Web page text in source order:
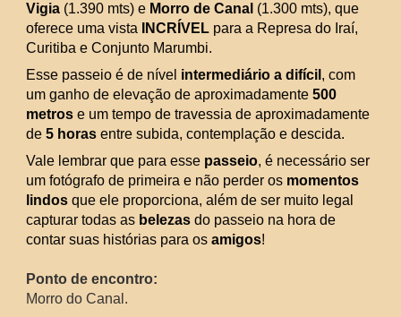
Vigia (1.390 mts) e Morro de Canal (1.300 mts), que
oferece uma vista
INCRÍVEL para a Represa do Iraí,
Curitiba e Conjunto Marumbi.
Esse passeio é de nível intermediário a difícil , com
um ganho de elevação de aproximadamente 500
metros e um tempo de travessia de aproximadamente
de 5 horas entre subida, contemplação e descida.
Vale lembrar que para esse passeio, é necessário ser
um fotógrafo de primeira e não perder os momentos
lindos que ele proporciona, além de ser muito legal
capturar todas as belezas do passeio na hora de
contar suas histórias para os amigos!
Ponto de encontro:
Morro do Canal.